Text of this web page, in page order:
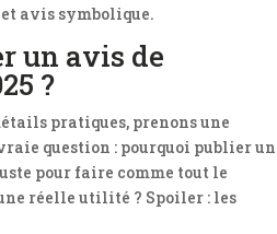
avis symbolique.
un avis de
?
pratiques, prenons une
question : pourquoi publier un
pour faire comme tout le
réelle utilité ? Spoiler : les